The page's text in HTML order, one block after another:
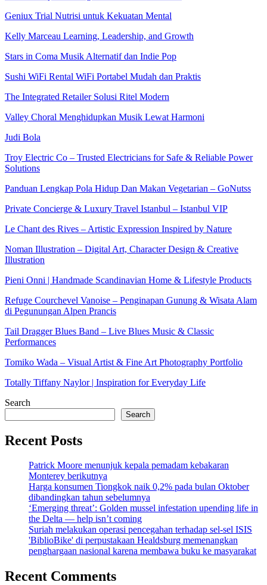
Geniux Trial Nutrisi untuk Kekuatan Mental
Kelly Marceau Learning, Leadership, and Growth
Stars in Coma Musik Alternatif dan Indie Pop
Sushi WiFi Rental WiFi Portabel Mudah dan Praktis
The Integrated Retailer Solusi Ritel Modern
Valley Choral Menghidupkan Musik Lewat Harmoni
Judi Bola
Troy Electric Co – Trusted Electricians for Safe & Reliable Power
Solutions
Panduan Lengkap Pola Hidup Dan Makan Vegetarian – GoNutss
Private Concierge & Luxury Travel Istanbul – Istanbul VIP
Le Chant des Rives – Artistic Expression Inspired by Nature
Noman Illustration – Digital Art, Character Design & Creative
Illustration
Pieni Onni | Handmade Scandinavian Home & Lifestyle Products
Refuge Courchevel Vanoise – Penginapan Gunung & Wisata Alam
di Pegunungan Alpen Prancis
Tail Dragger Blues Band – Live Blues Music & Classic
Performances
Tomiko Wada – Visual Artist & Fine Art Photography Portfolio
Totally Tiffany Naylor | Inspiration for Everyday Life
Search
Search
Recent Posts
Patrick Moore menunjuk kepala pemadam kebakaran
Monterey berikutnya
Harga konsumen Tiongkok naik 0,2% pada bulan Oktober
dibandingkan tahun sebelumnya
‘Emerging threat’: Golden mussel infestation upending life in
the Delta — help isn’t coming
Suriah melakukan operasi pencegahan terhadap sel-sel ISIS
'BiblioBike' di perpustakaan Healdsburg memenangkan
penghargaan nasional karena membawa buku ke masyarakat
Recent Comments